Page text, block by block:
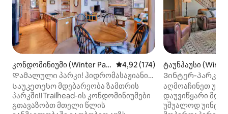
კონდომინიუმი (Winter Par
k)
საშუალო შეფასებაა 5‑დან
4,92 (174)
Დამალული პარკი! ჰიდრომასაჟიანი
აუზი,აუზი,FitnessCtr&FreePrkg
Საუკეთესო მდებარეობა ზამთრის
პარკში!!Trailhead-ის კონდომინიუმები
გთავაზობთ მთელი წლის
ტაუნჰაუსი
Ვინტერ-პარკის
აღმოაჩინეთ
დაუვიწყარი
უშუალოდ